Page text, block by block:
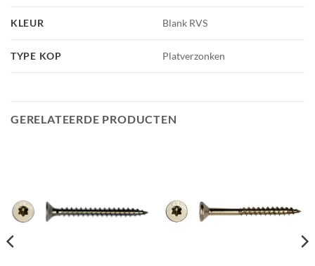
KLEUR Blank RVS
TYPE KOP Platverzonken
GERELATEERDE PRODUCTEN